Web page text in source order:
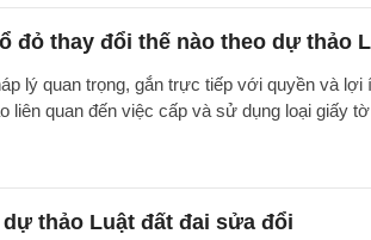
đỏ thay đổi thế nào theo dự thảo
lý quan trọng, gắn trực tiếp với quyền và
liên quan đến việc cấp và sử dụng loại giấy
thảo Luật đất đai sửa đổi